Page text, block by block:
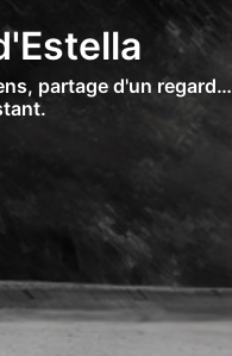
partage d'un regard…